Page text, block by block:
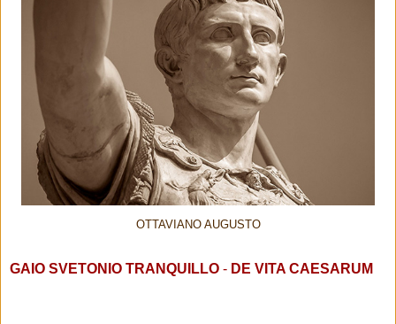
OTTAVIANO AUGUSTO
GAIO SVETONIO TRANQUILLO - DE VITA CAESARUM